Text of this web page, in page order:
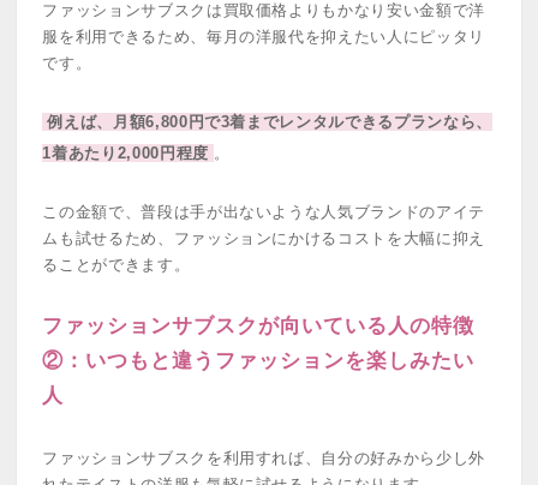
ファッションサブスクは買取価格よりもかなり安い金額で洋
服を利用できるため、毎月の洋服代を抑えたい人にピッタリ
です。
例えば、月額6,800円で3着までレンタルできるプランなら、
1着あたり2,000円程度 。
この金額で、普段は手が出ないような人気ブランドのアイテ
ムも試せるため、ファッションにかけるコストを大幅に抑え
ることができます。
ファッションサブスクが向いている人の特徴
②：いつもと違うファッションを楽しみたい
人
ファッションサブスクを利用すれば、自分の好みから少し外